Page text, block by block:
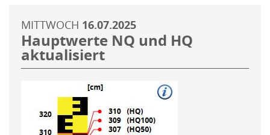
MITTWOCH 16.07.2025
Hauptwerte NQ und HQ
aktualisiert